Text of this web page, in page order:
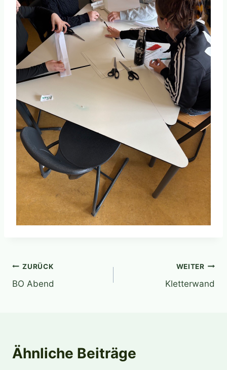
Beitragsnavigation
ZURÜCK
BO Abend
WEITER
Kletterwand
Ähnliche Beiträge